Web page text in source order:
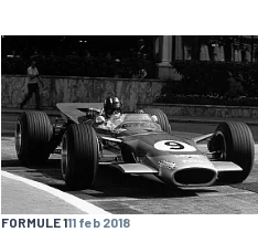
FORMULE 111 feb 2018